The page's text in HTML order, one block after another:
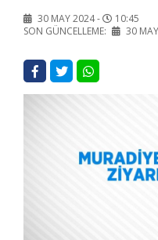
30 MAY 2024 -
10:45
SON GÜNCELLEME:
30